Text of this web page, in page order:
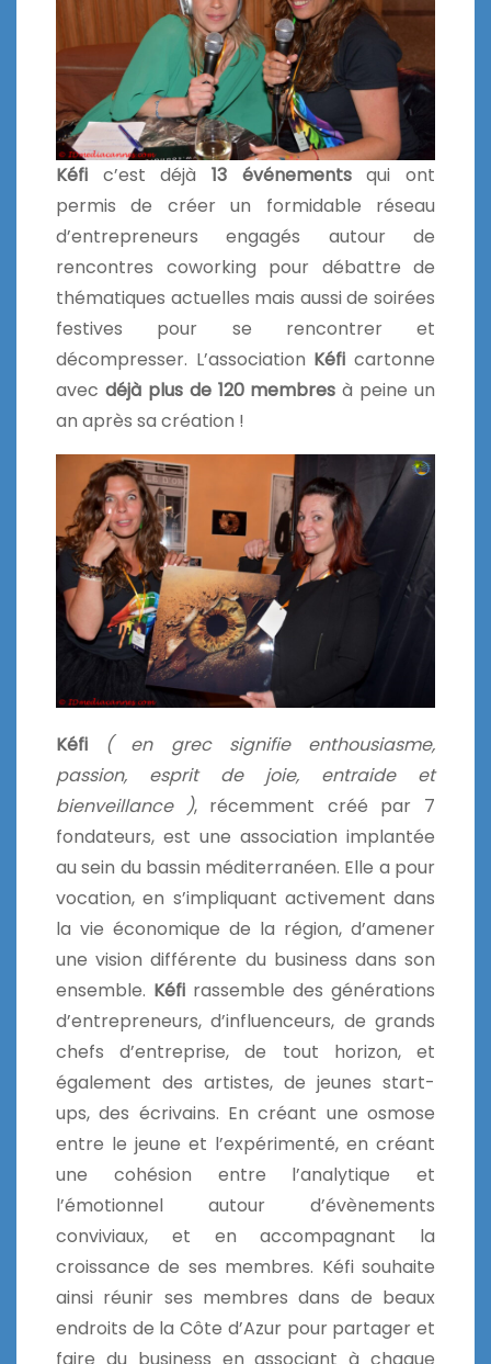
Kéfi c’est déjà 13 événementsqui ont
permis de créer un formidable réseau
d’entrepreneurs engagés autour de
rencontres coworking pour débattre de
thématiques actuelles mais aussi de soirées
festives pour se rencontrer et
décompresser. L’association Kéfi cartonne
avec déjà plus de 120 membres à peine un
an après sa création !
Kéfi
( en grec signifie enthousiasme,
passion, esprit de joie, entraide et
bienveillance ), récemment créé par 7
fondateurs, est une association implantée
au sein du bassin méditerranéen. Elle a pour
vocation, en s’impliquant activement dans
la vie économique de la région, d’amener
une vision différente du business dans son
ensemble. Kéfi rassemble des générations
d’entrepreneurs, d’influenceurs, de grands
chefs d’entreprise, de tout horizon, et
également des artistes, de jeunes start-
ups, des écrivains. En créant une osmose
entre le jeune et l’expérimenté, en créant
une cohésion entre l’analytique et
l’émotionnel autour d’évènements
conviviaux, et en accompagnant la
croissance de ses membres. Kéfi souhaite
ainsi réunir ses membres dans de beaux
endroits de la Côte d’Azur pour partager et